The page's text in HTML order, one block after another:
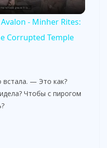
- Minher Rites:
Corrupted Temple
— Это как?
Чтобы с пирогом